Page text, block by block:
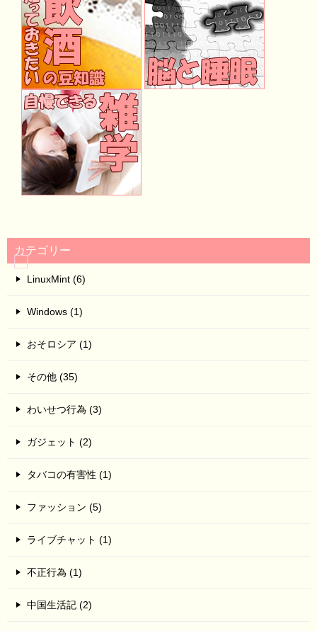
カテゴリー
LinuxMint (6)
Windows (1)
おそロシア (1)
その他 (35)
わいせつ行為 (3)
ガジェット (2)
タバコの有害性 (1)
ファッション (5)
ライブチャット (1)
不正行為 (1)
中国生活記 (2)